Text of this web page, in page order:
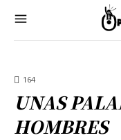
164
UNAS
HOMBRES